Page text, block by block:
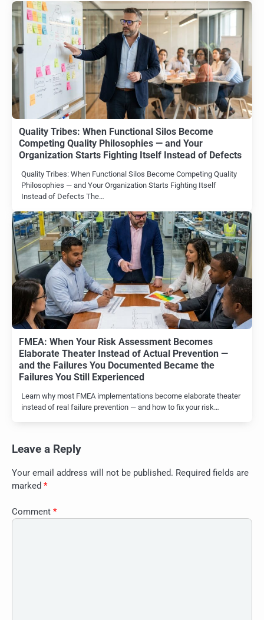
Quality Tribes: When Functional Silos Become
Competing Quality Philosophies — and Your
Organization Starts Fighting Itself Instead of Defects
Quality Tribes: When Functional Silos Become Competing Quality
Philosophies — and Your Organization Starts Fighting Itself
Instead of Defects The…
FMEA: When Your Risk Assessment Becomes
Elaborate Theater Instead of Actual Prevention —
and the Failures You Documented Became the
Failures You Still Experienced
Learn why most FMEA implementations become elaborate theater
instead of real failure prevention — and how to fix your risk…
Leave a Reply
Your email address will not be published. Required fields are
marked *
Comment *